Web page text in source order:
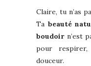
Claire, tu n’as
Ta beauté
boudoirn’est
pour
douceur.